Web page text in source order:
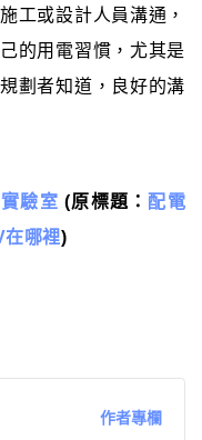
工或設計人員溝通，
的用電習慣，尤其是
劃者知道，良好的溝
驗室 (原標題： 配電
在哪裡)
作者專欄